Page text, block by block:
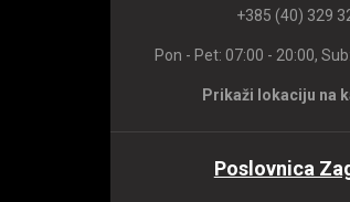
+385 (40) 329
Pon - Pet: 07:00 - 20:00,
Prikaži lokaciju na
Poslovnica